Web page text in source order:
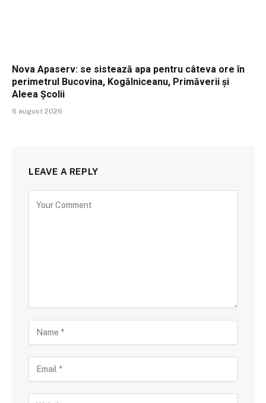
Nova Apaserv: se sistează apa pentru câteva ore în
perimetrul Bucovina, Kogălniceanu, Primăverii și
Aleea Școlii
6 august 2026
LEAVE A REPLY